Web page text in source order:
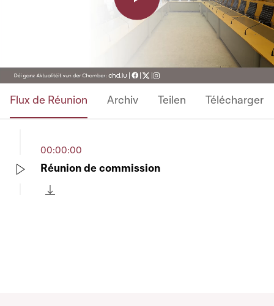
Play
Flux de Réunion Archiv Teilen Télécharger
00:00:00
Réunion de commission